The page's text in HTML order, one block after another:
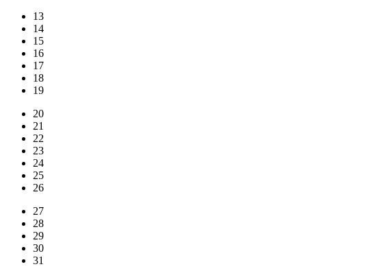
13
14
15
16
17
18
19
20
21
22
23
24
25
26
27
28
29
30
31